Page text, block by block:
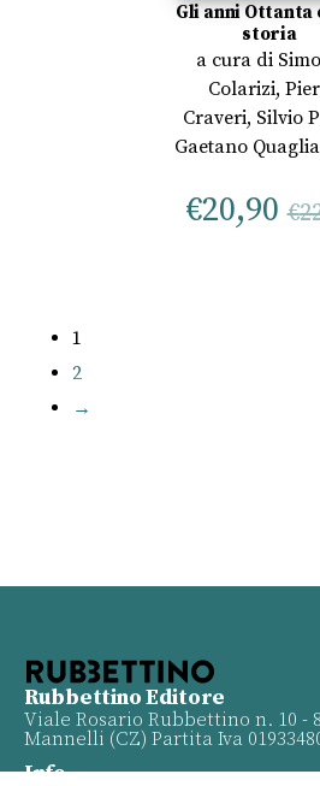
Gli anni Ottanta
storia
a cura di
Colarizi,
Craveri, Silvio
Gaetano
€20,90 €
1
2
→
Rubbettino Editore
Viale Rosario Rubbettino n. 10 -
Mannelli (CZ) Partita Iva
Info